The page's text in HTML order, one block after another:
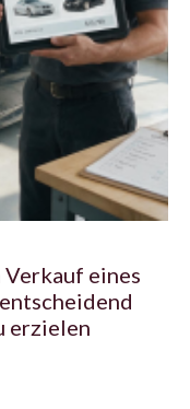
eines
erzielen